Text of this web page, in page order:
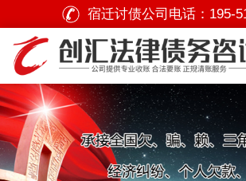
宿迁讨债公司电话： 195-